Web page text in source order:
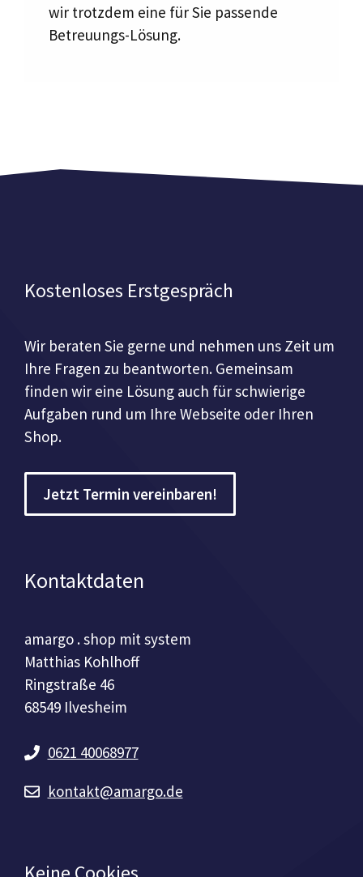
wir trotzdem eine für Sie passende
Betreuungs-Lösung.
Kostenloses Erstgespräch
Wir beraten Sie gerne und nehmen uns Zeit um
Ihre Fragen zu beantworten. Gemeinsam
finden wir eine Lösung auch für schwierige
Aufgaben rund um Ihre Webseite oder Ihren
Shop.
Jetzt Termin vereinbaren!
Kontaktdaten
amargo . shop mit system
Matthias Kohlhoff
Ringstraße 46
68549 Ilvesheim
0621 40068977
kontakt@amargo.de